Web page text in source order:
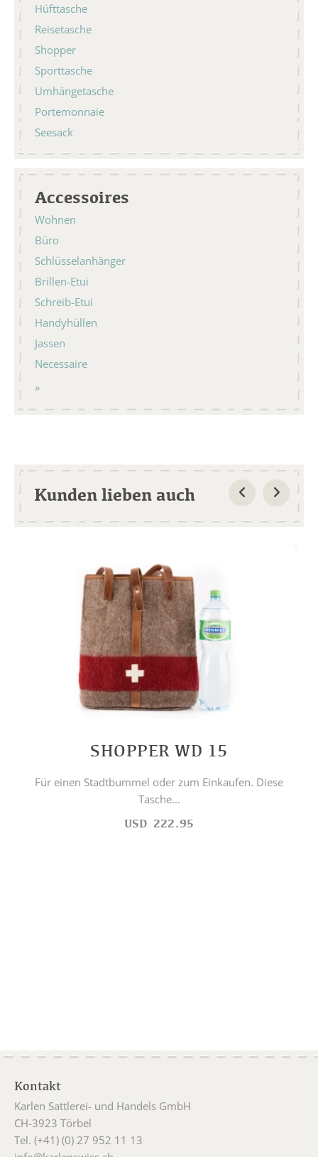
Hüfttasche
Reisetasche
Shopper
Sporttasche
Umhängetasche
Portemonnaie
Seesack
Accessoires
Wohnen
Büro
Schlüsselanhänger
Brillen-Etui
Schreib-Etui
Handyhüllen
Jassen
Necessaire
Kunden lieben auch
SHOPPER WD 15
Für einen Stadtbummel oder zum Einkaufen. Diese
Tasche...
USD 222.95
Kontakt
Karlen Sattlerei- und Handels GmbH
CH-3923 Törbel
Tel. (+41) (0) 27 952 11 13